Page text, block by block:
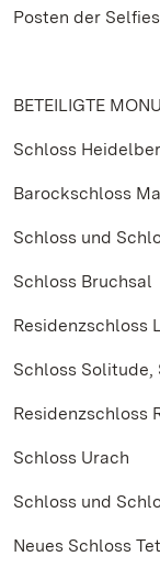
Posten der
BETEILIGTE
Schloss
Barockschloss
Schloss und
Schloss Bruchsal
Residenzschloss
Schloss
Residenzschloss
Schloss Urach
Schloss und
Neues Schloss